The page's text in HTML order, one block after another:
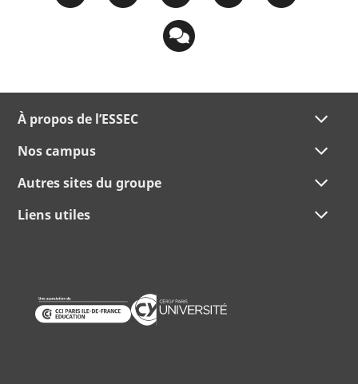
À propos de l’ESSEC
Nos campus
Autres sites du groupe
Liens utiles